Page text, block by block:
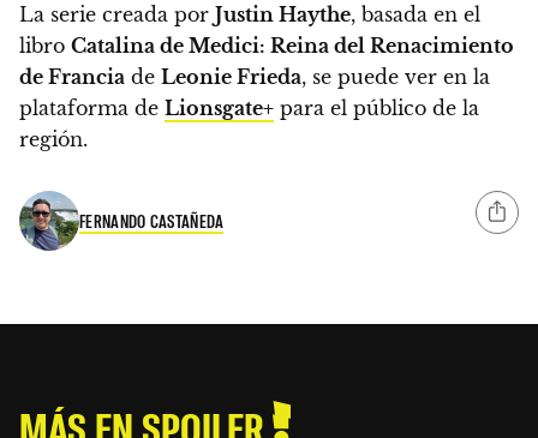
La serie creada por Justin Haythe, basada en el
libro Catalina de Medici: Reina del Renacimiento
de Francia de Leonie Frieda, se puede ver en la
plataforma de Lionsgate+ para el público de la
región.
FERNANDO CASTAÑEDA
MÁS EN SPOILER